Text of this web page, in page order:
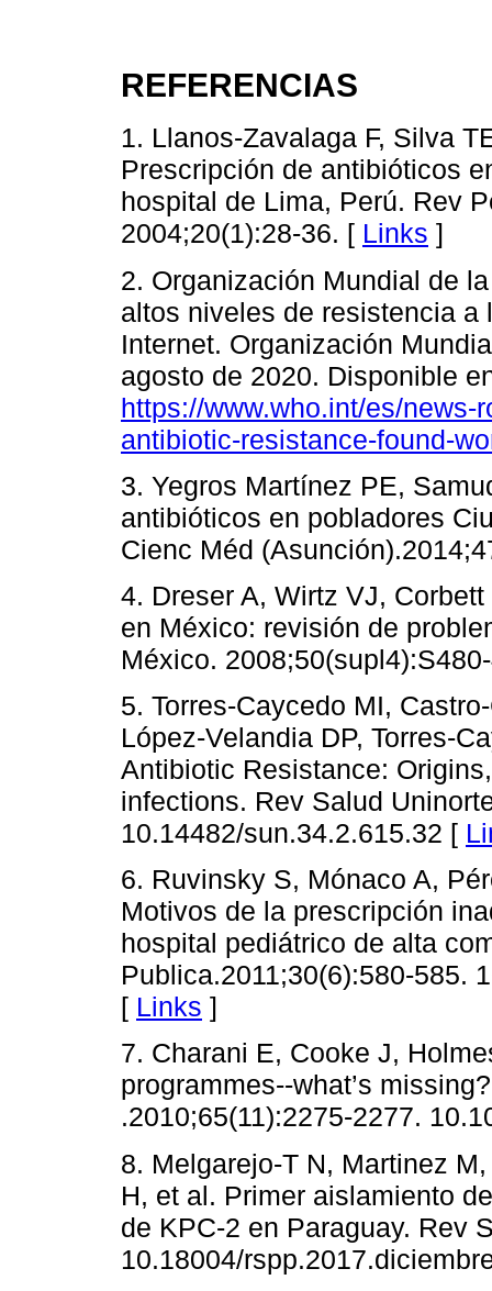
REFERENCIAS
1. Llanos-Zavalaga F, Silva
Prescripción de antibióticos
hospital de Lima, Perú. Rev
2004;20(1):28-36. [ Links ]
2. Organización Mundial de
altos niveles de resistencia
Internet. Organización
agosto de 2020. Disponible
https://www.who.int/es/news-
antibiotic-resistance-found-
3. Yegros Martínez PE,
antibióticos en pobladores
Cienc Méd
4. Dreser A, Wirtz VJ,
en México: revisión de
México.
5. Torres-Caycedo MI,
López-Velandia DP, Torres-
Antibiotic Resistance:
infections. Rev Salud
10.14482/sun.34.2.615.32 [
6. Ruvinsky S, Mónaco A,
Motivos de la prescripción
hospital pediátrico de alta
Publica.2011;30(6):580-585.
[ Links ]
7. Charani E, Cooke J,
programmes--what’s
.2010;65(11):2275-2277.
8. Melgarejo-T N, Martinez
H, et al. Primer aislamiento
de KPC-2 en Paraguay. Rev
10.18004/